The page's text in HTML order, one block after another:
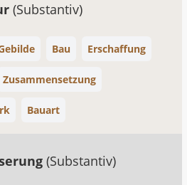
(Substantiv)
Bau Erschaffung
Zusammensetzung
Bauart
(Substantiv)